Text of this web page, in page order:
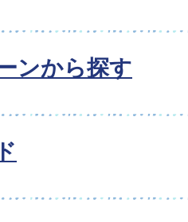
ンから探す